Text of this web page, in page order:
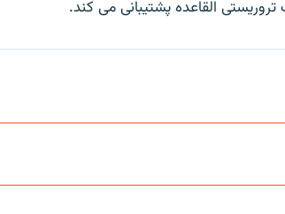
تروریستی القاعده پشتیبانی می کند.